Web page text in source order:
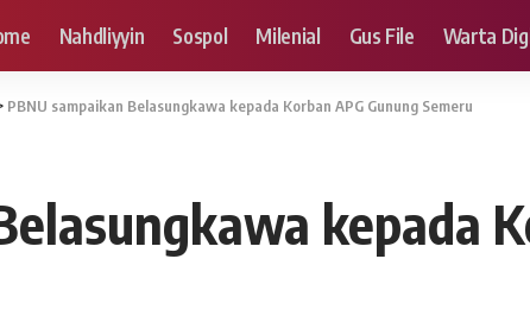
Nahdliyyin Sospol Milenial Gus File Warta
PBNU sampaikan Belasungkawa kepada Korban APG Gunung Semeru
kepada